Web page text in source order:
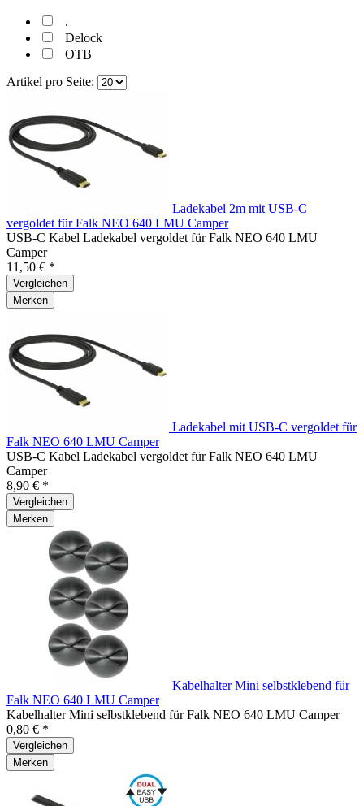
.
Delock
OTB
Artikel pro Seite:
Ladekabel 2m mit USB-C
vergoldet für Falk NEO 640 LMU Camper
USB-C Kabel Ladekabel vergoldet für Falk NEO 640 LMU
Camper
11,50 € *
Vergleichen
Merken
Ladekabel mit USB-C vergoldet für
Falk NEO 640 LMU Camper
USB-C Kabel Ladekabel vergoldet für Falk NEO 640 LMU
Camper
8,90 € *
Vergleichen
Merken
Kabelhalter Mini selbstklebend für
Falk NEO 640 LMU Camper
Kabelhalter Mini selbstklebend für Falk NEO 640 LMU Camper
0,80 € *
Vergleichen
Merken